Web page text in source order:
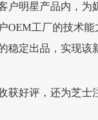
户明星产品内，
OEM工厂的技术
稳定出品，实现该
获好评，还为芝